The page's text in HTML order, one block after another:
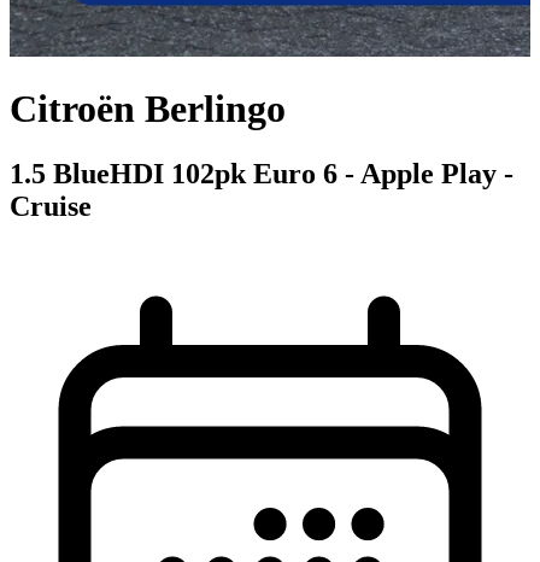
Citroën Berlingo
1.5 BlueHDI 102pk Euro 6 - Apple Play -
Cruise